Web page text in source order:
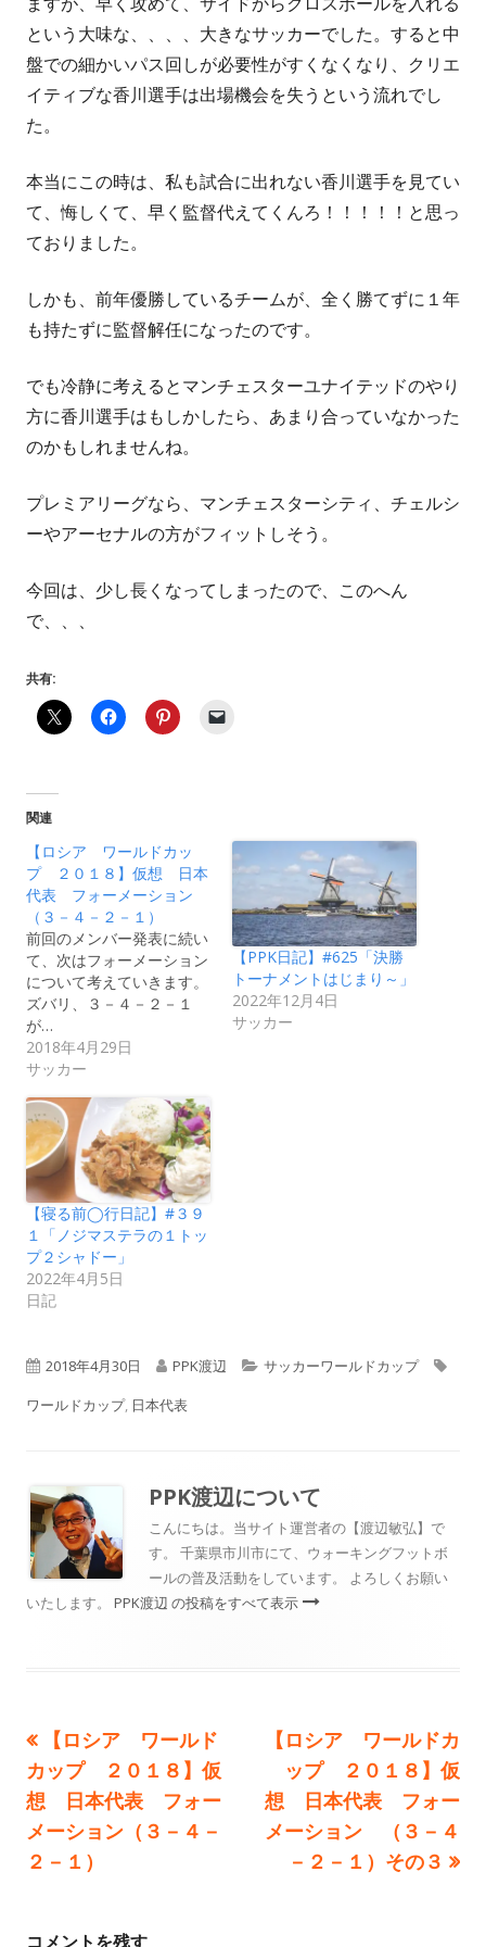
という大味な、、、、大きなサッカーでした。すると中
盤での細かいパス回しが必要性がすくなくなり、クリエ
イティブな香川選手は出場機会を失うという流れでし
た。
本当にこの時は、私も試合に出れない香川選手を見てい
て、悔しくて、早く監督代えてくんろ！！！！！と思っ
ておりました。
しかも、前年優勝しているチームが、全く勝てずに１年
も持たずに監督解任になったのです。
でも冷静に考えるとマンチェスターユナイテッドのやり
方に香川選手はもしかしたら、あまり合っていなかった
のかもしれませんね。
プレミアリーグなら、マンチェスターシティ、チェルシ
ーやアーセナルの方がフィットしそう。
今回は、少し長くなってしまったので、このへん
で、、、
共有:
関連
【ロシア ワールドカッ
プ ２０１８】仮想 日本
代表 フォーメーション
（３－４－２－１）
前回のメンバー発表に続い
て、次はフォーメーション
について考えていきます。
ズバリ、３－４－２－１
が…
2018年4月29日
サッカー
【PPK日記】#625「決勝
トーナメントはじまり～」
2022年12月4日
サッカー
【寝る前◯行日記】#３９
１「ノジマステラの１トッ
プ２シャドー」
2022年4月5日
日記
公
開
2018年4月30日
作
成
PPK渡辺
カ
ー
サッカーワールドカップ
ワールドカップ, 日本代表
PPK渡辺について
こんにちは。当サイト運営者の【渡辺敏弘】で
す。 千葉県市川市にて、ウォーキングフットボ
ールの普及活動をしています。 よろしくお願い
いたします。 PPK渡辺 の投稿をすべて表示
投
稿
ナ
ゲ
前
の
記
事:
【ロシア ワールド
カップ ２０１８】仮
想 日本代表 フォー
メーション（３－４－
２－１）
次
記
事:
【ロシア ワールドカ
ップ ２０１８】仮
想 日本代表 フォー
メーション （３－４
－２－１）その３
コメントを残す